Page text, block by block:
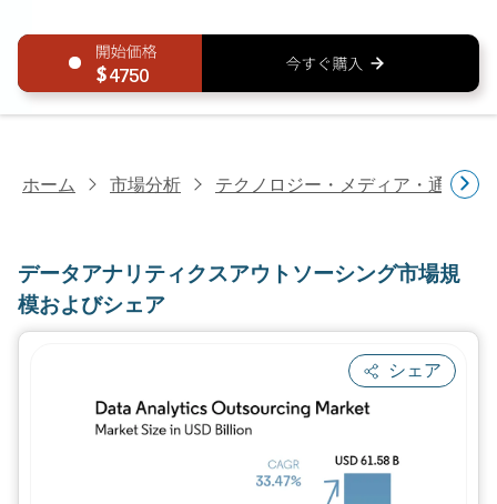
4750
ホーム 市場分析 テクノロジー・メディア・通信研
データアナリティクスアウトソーシング市場規
模およびシェア
シェア